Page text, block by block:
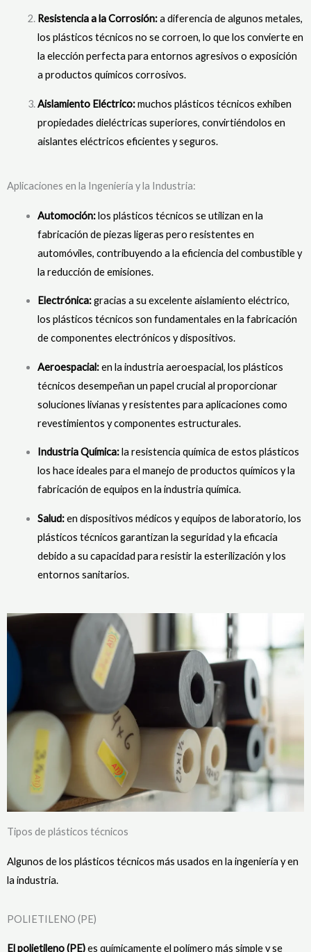
Resistencia a la Corrosión:a diferencia de algunos metales,
los plásticos técnicos no se corroen, lo que los convierte en
la elección perfecta para entornos agresivos o exposición
a productos químicos corrosivos.
Aislamiento Eléctrico:muchos plásticos técnicos exhiben
propiedades dieléctricas superiores, convirtiéndolos en
aislantes eléctricos eficientes y seguros.
Aplicaciones en la Ingeniería y la Industria:
Automoción:los plásticos técnicos se utilizan en la
fabricación de piezas ligeras pero resistentes en
automóviles, contribuyendo a la eficiencia del combustible y
la reducción de emisiones.
Electrónica:gracias a su excelente aislamiento eléctrico,
los plásticos técnicos son fundamentales en la fabricación
de componentes electrónicos y dispositivos.
Aeroespacial:en la industria aeroespacial, los plásticos
técnicos desempeñan un papel crucial al proporcionar
soluciones livianas y resistentes para aplicaciones como
revestimientos y componentes estructurales.
Industria Química:la resistencia química de estos plásticos
los hace ideales para el manejo de productos químicos y la
fabricación de equipos en la industria química.
Salud:en dispositivos médicos y equipos de laboratorio, los
plásticos técnicos garantizan la seguridad y la eficacia
debido a su capacidad para resistir la esterilización y los
entornos sanitarios.
Tipos de plásticos técnicos
Algunos de los plásticos técnicos más usados en la ingeniería y en
la industria.
POLIETILENO (PE)
El polietileno (PE)es químicamente el polímero más simple y se